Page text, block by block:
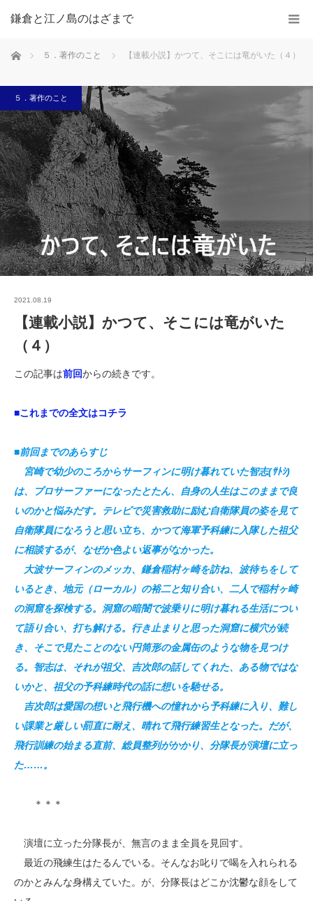
鎌倉と江ノ島のはざまで
ホーム ５．著作のこと 【連載小説】かつて、そこには竜がいた（４）
５．著作のこと
2021.08.19
【連載小説】かつて、そこには竜がいた
（４）
この記事は前回からの続きです。
■これまでの全文はコチラ
■前回までのあらすじ
宮崎で幼少のころからサーフィンに明け暮れていた智志(ｻﾄｼ)
は、プロサーファーになったとたん、自身の人生はこのままで良
いのかと悩みだす。テレビで災害救助に励む自衛隊員の姿を見て
自衛隊員になろうと思い立ち、かつて海軍予科練に入隊した祖父
に相談するが、なぜか色よい返事がなかった。
大波サーフィンのメッカ、鎌倉稲村ヶ崎を訪ね、波待ちをして
いるとき、地元（ローカル）の裕二と知り合い、二人で稲村ヶ崎
の洞窟を探検する。洞窟の暗闇で波乗りに明け暮れる生活につい
て語り合い、打ち解ける。行き止まりと思った洞窟に横穴が続
き、そこで見たことのない円筒形の金属缶のような物を見つけ
る。智志は、それが祖父、吉次郎の話してくれた、ある物ではな
いかと、祖父の予科練時代の話に想いを馳せる。
吉次郎は愛国の想いと飛行機への憧れから予科練に入り、難し
い課業と厳しい罰直に耐え、晴れて飛行練習生となった。だが、
飛行訓練の始まる直前、総員整列がかかり、分隊長が演壇に立っ
た……。
＊＊＊
演壇に立った分隊長が、無言のまま全員を見回す。
最近の飛練生はたるんでいる。そんなお叱りで喝を入れられる
のかとみんな身構えていた。が、分隊長はどこか沈鬱な顔をして